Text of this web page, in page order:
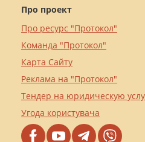
Про проект
Про ресурс "Протокол"
Команда "Протокол"
Карта Сайту
Реклама на "Протокол"
Тендер на юридическую
Угода користувача